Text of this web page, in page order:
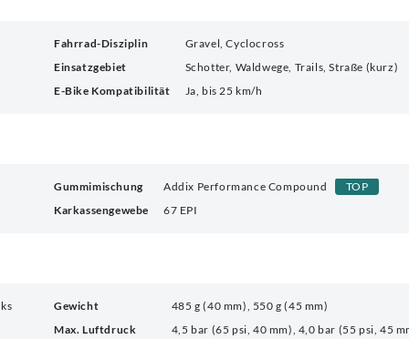
Fahrrad-Disziplin
Gravel, Cyclocross
Einsatzgebiet
Schotter, Waldwege, Trails, Straße (kurz)
E-Bike Kompatibilität
Ja, bis 25 km/h
Gummimischung Addix Performance Compound
TOP
Karkassengewebe
67 EPI
Gewicht
485 g (40 mm), 550 g (45 mm)
Max. Luftdruck
4,5 bar (65 psi, 40 mm), 4,0 bar (55 psi, 45